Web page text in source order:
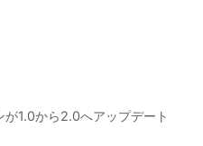
が1.0から2.0へアップデート